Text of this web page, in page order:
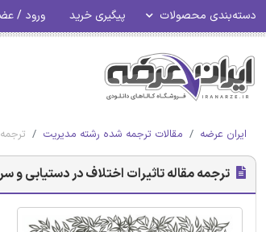
دسته‌بندی محصولات پیگیری خرید ورود /
ایران عرضه مقالات ترجمه شده رشته مدیریت
ترجمه مقاله تاثیرات اختلاف در دستیابی و